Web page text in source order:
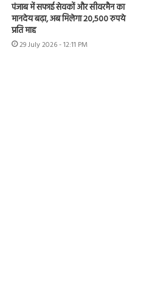
पंजाब में सफाई सेवकों और सीवरमैन का
मानदेय बढ़ा, अब मिलेगा 20,500 रुपये
प्रति माह
29 July 2026 - 12:11 PM